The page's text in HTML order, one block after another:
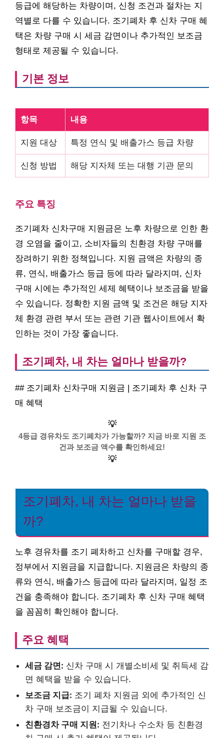
등급에 해당하는 차량이며, 신청 조건과 절차는 지
역별로 다를 수 있습니다. 조기폐차 후 신차 구매 혜
택은 차량 구매 시 세금 감면이나 추가적인 보조금
형태로 제공될 수 있습니다.
기본 정보
항목 내용
지원 대상 특정 연식 및 배출가스 등급 차량
신청 방법 해당 지자체 또는 대행 기관 문의
주요 특징
조기폐차 신차구매 지원금은 노후 차량으로 인한 환
경 오염을 줄이고, 소비자들의 친환경 차량 구매를
장려하기 위한 정책입니다. 지원 금액은 차량의 종
류, 연식, 배출가스 등급 등에 따라 달라지며, 신차
구매 시에는 추가적인 세제 혜택이나 보조금을 받을
수 있습니다. 정확한 지원 금액 및 조건은 해당 지자
체 환경 관련 부서 또는 관련 기관 웹사이트에서 확
인하는 것이 가장 좋습니다.
조기폐차, 내 차는 얼마나 받을까?
## 조기폐차 신차구매 지원금 | 조기폐차 후 신차 구
매 혜택
💡
4등급 경유차도 조기폐차가 가능할까? 지금 바로 지원 조
건과 보조금 액수를 확인하세요!
💡
조기폐차, 내 차는 얼마나 받을
까?
노후 경유차를 조기 폐차하고 신차를 구매할 경우,
정부에서 지원금을 지급합니다. 지원금은 차량의 종
류와 연식, 배출가스 등급에 따라 달라지며, 일정 조
건을 충족해야 합니다. 조기폐차 후 신차 구매 혜택
을 꼼꼼히 확인해야 합니다.
주요 혜택
세금 감면: 신차 구매 시 개별소비세 및 취득세 감
면 혜택을 받을 수 있습니다.
보조금 지급: 조기 폐차 지원금 외에 추가적인 신
차 구매 보조금이 지급될 수 있습니다.
친환경차 구매 지원: 전기차나 수소차 등 친환경